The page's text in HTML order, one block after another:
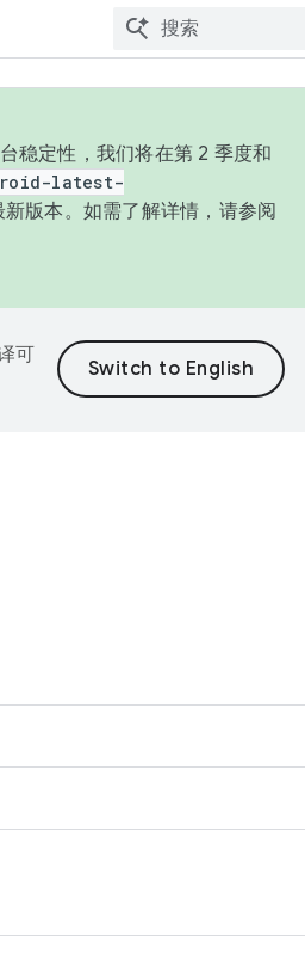
稳定性，我们将在第 2 季度和
latest-
版本。如需了解详情，请参阅
可